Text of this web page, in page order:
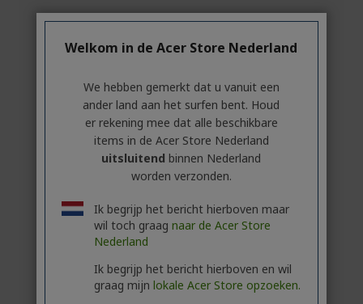
Welkom in de Acer Store Nederland
We hebben gemerkt dat u vanuit een
ander land aan het surfen bent. Houd
er rekening mee dat alle beschikbare
items in de Acer Store Nederland
uitsluitend binnen Nederland
worden verzonden.
Ik begrijp het bericht hierboven maar
wil toch graag naar de Acer Store
Nederland
Ik begrijp het bericht hierboven en wil
graag mijn lokale Acer Store opzoeken.